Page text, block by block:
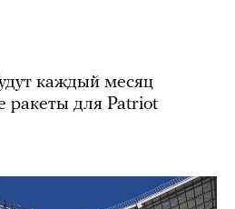
каждый месяц
ракеты для Patriot